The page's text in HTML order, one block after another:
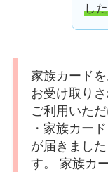
した
家族カード
お受け取り
ご利用いた
・家族カー
が届きまし
す。 家族カ